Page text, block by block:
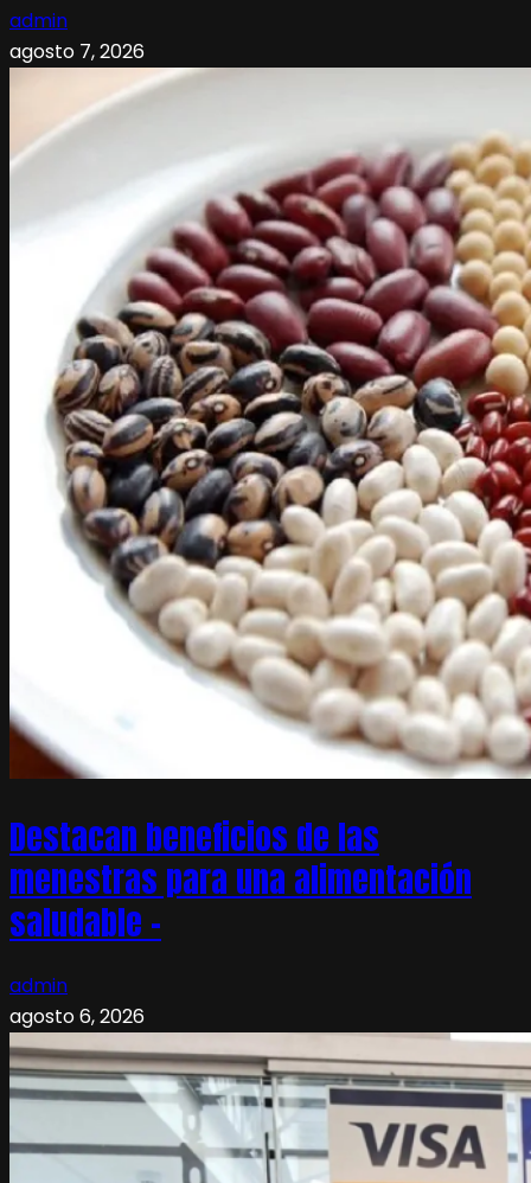
admin
agosto 7, 2026
Destacan beneficios de las
menestras para una alimentación
saludable –
admin
agosto 6, 2026